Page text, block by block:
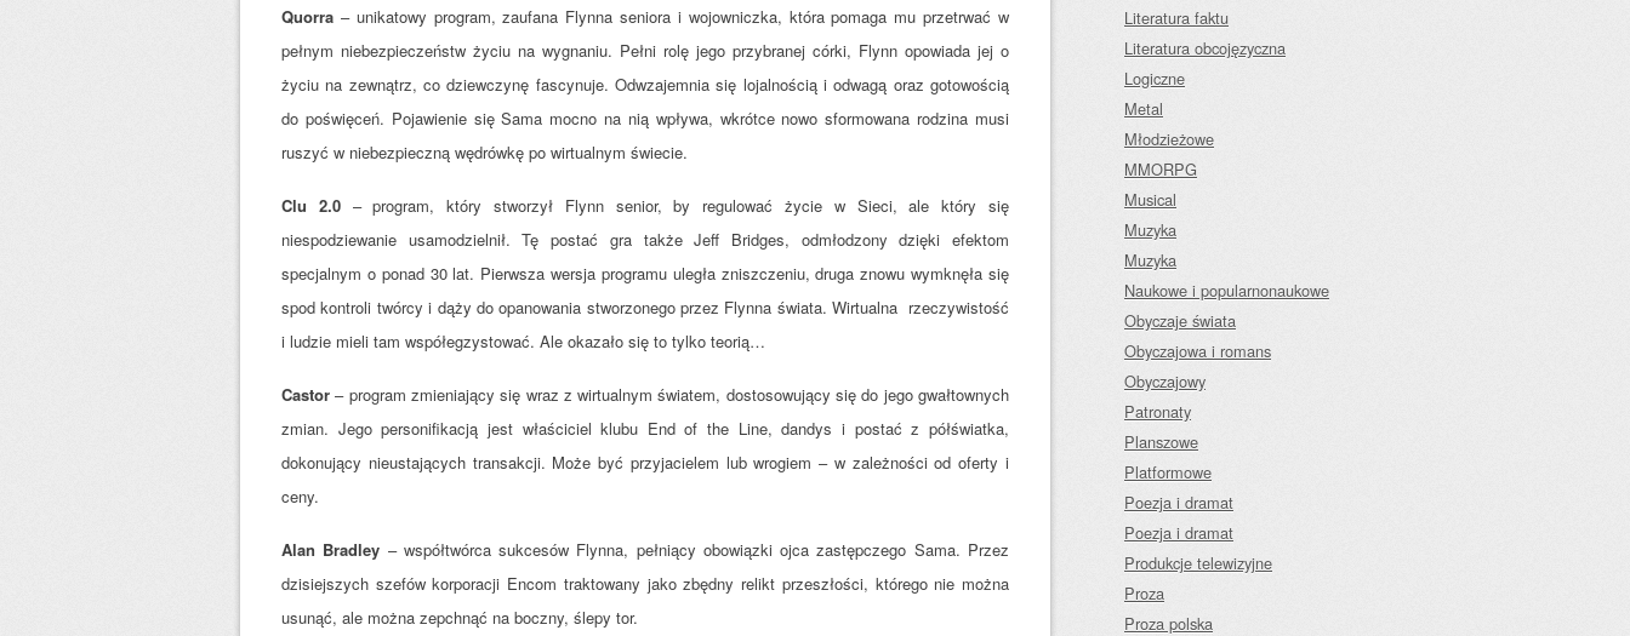
Quorra – unikatowy program, zaufana Flynna seniora i wojowniczka, która pomaga mu przetrwać w
pełnym niebezpieczeństw życiu na wygnaniu. Pełni rolę jego przybranej córki, Flynn opowiada jej o
życiu na zewnątrz, co dziewczynę fascynuje. Odwzajemnia się lojalnością i odwagą oraz gotowością
do poświęceń. Pojawienie się Sama mocno na nią wpływa, wkrótce nowo sformowana rodzina musi
ruszyć w niebezpieczną wędrówkę po wirtualnym świecie.
Clu 2.0 – program, który stworzył Flynn senior, by regulować życie w Sieci, ale który się
niespodziewanie usamodzielnił. Tę postać gra także Jeff Bridges, odmłodzony dzięki efektom
specjalnym o ponad 30 lat. Pierwsza wersja programu uległa zniszczeniu, druga znowu wymknęła się
spod kontroli twórcy i dąży do opanowania stworzonego przez Flynna świata. Wirtualna rzeczywistość
i ludzie mieli tam współegzystować. Ale okazało się to tylko teorią…
Castor – program zmieniający się wraz z wirtualnym światem, dostosowujący się do jego gwałtownych
zmian. Jego personifikacją jest właściciel klubu End of the Line, dandys i postać z półświatka,
dokonujący nieustających transakcji. Może być przyjacielem lub wrogiem – w zależności od oferty i
ceny.
Alan Bradley – współtwórca sukcesów Flynna, pełniący obowiązki ojca zastępczego Sama. Przez
dzisiejszych szefów korporacji Encom traktowany jako zbędny relikt przeszłości, którego nie można
usunąć, ale można zepchnąć na boczny, ślepy tor.
Literatura faktu
Literatura obcojęzyczna
Logiczne
Metal
Młodzieżowe
MMORPG
Musical
Muzyka
Muzyka
Naukowe i popularnonaukowe
Obyczaje świata
Obyczajowa i romans
Obyczajowy
Patronaty
Planszowe
Platformowe
Poezja i dramat
Poezja i dramat
Produkcje telewizyjne
Proza
Proza polska